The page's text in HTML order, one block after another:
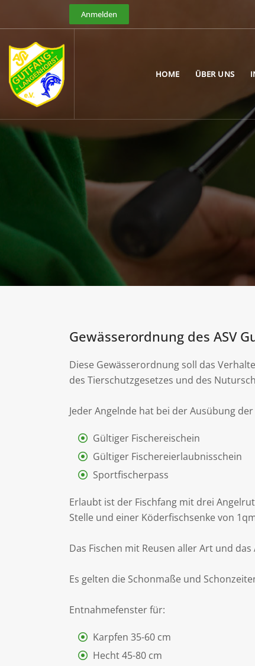
Anmelden
HOME ÜBER UNS
Gewässerordnung des ASV
Diese Gewässerordnung soll das
des Tierschutzgesetzes und des
Jeder Angelnde hat bei der Ausübung
Gültiger Fischereischein
Gültiger Fischereierlaubnisschein
Sportfischerpass
Erlaubt ist der Fischfang mit drei
Stelle und einer Köderfischsenke von
Das Fischen mit Reusen aller Art und
Es gelten die Schonmaße und
Entnahmefenster für:
Karpfen 35-60 cm
Hecht 45-80 cm